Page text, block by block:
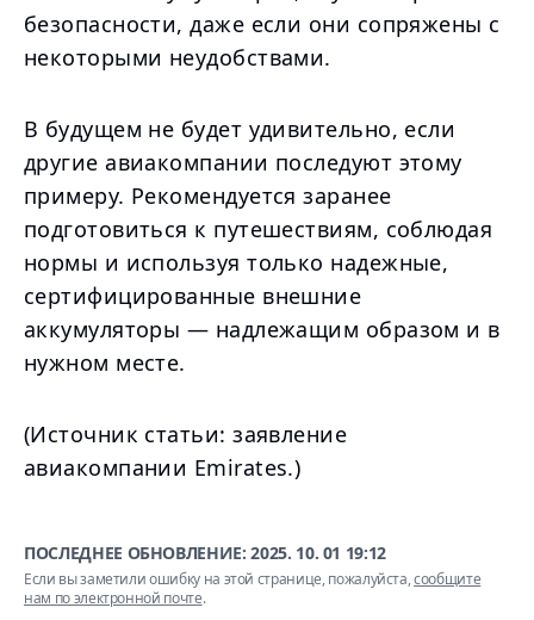
безопасности, даже если они сопряжены с
некоторыми неудобствами.
В будущем не будет удивительно, если
другие авиакомпании последуют этому
примеру. Рекомендуется заранее
подготовиться к путешествиям, соблюдая
нормы и используя только надежные,
сертифицированные внешние
аккумуляторы — надлежащим образом и в
нужном месте.
(Источник статьи: заявление
авиакомпании Emirates.)
ПОСЛЕДНЕЕ ОБНОВЛЕНИЕ:2025. 10. 01 19:12
Если вы заметили ошибку на этой странице, пожалуйста,сообщите
нам по электронной почте.